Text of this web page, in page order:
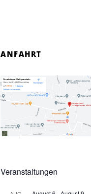
ANFAHRT
Veranstaltungen